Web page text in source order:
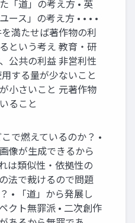
「道」の考え方 • 英
ース」の考え方 • • • •
を満たせば著作物の利
という考え 教育・研
公共の利益 非営利性
する量が少ないこと
小さいこと 元著作物
ること
で燃えているのか？ •
像が生成できるから
は類似性・依拠性の
法で裁けるので問題
• 「道」から発展し
クト無罪派 • 二次創作